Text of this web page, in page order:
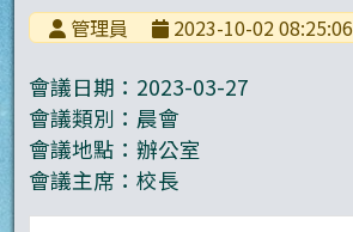
管理員 2023-10-02 08:25:06
會議日期： 2023-03-27
會議類別： 晨會
會議地點： 辦公室
會議主席： 校長